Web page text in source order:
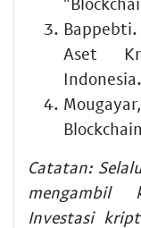
Aset
Catatan:
mengambil
Investasi